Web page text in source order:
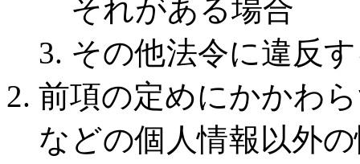
それがある場合
その他法令に違反
前項の定めにかかわ
などの個人情報以外